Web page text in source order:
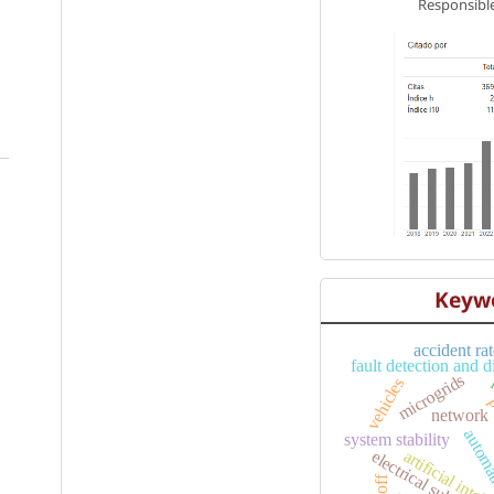
fault detection and
system stability
network
microgrids
accident
vehicles